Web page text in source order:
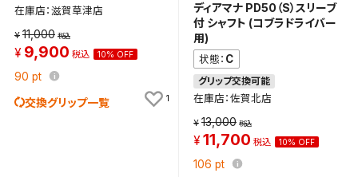
在庫店：滋賀草津店
11,000
9,900 10% OFF
90 pt
交換グリップ一覧 1
ディアマナ PD50（S）スリーブ
付 シャフト (コブラドライバー
用)
状態： C
グリップ交換可能
在庫店：佐賀北店
13,000
11,700 10% OFF
106 pt